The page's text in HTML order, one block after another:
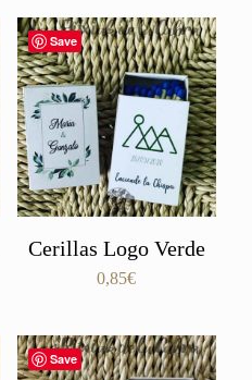
Save
Cerillas Logo Verde
0,85€
Save